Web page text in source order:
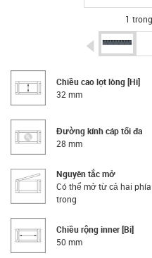
1
igus-icon-
Chiều cao lọt lòng [Hi]
32 mm
Đường kính cáp tối đa
28 mm
Nguyên tắc mở
Có thể mở từ cả hai
trong
Chiều rộng inner [Bi]
50 mm